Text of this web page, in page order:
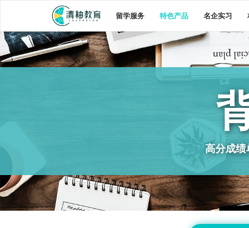
留学服务 特色产品 名企实习
高分成绩